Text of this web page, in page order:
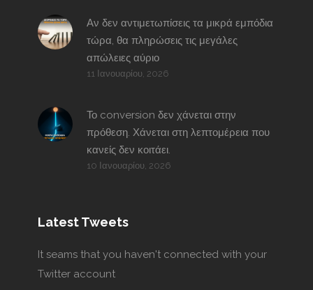
Αν δεν αντιμετωπίσεις τα μικρά εμπόδια
τώρα, θα πληρώσεις τις μεγάλες
απώλειες αύριο
11 Ιανουαρίου, 2026
Το conversion δεν χάνεται στην
πρόθεση. Χάνεται στη λεπτομέρεια που
κανείς δεν κοιτάει.
10 Ιανουαρίου, 2026
Latest Tweets
It seams that you haven't connected with your
Twitter account